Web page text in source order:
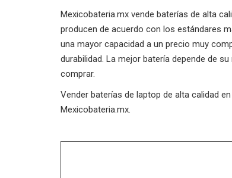
Mexicobateria.mx vende baterías de alta
producen de acuerdo con los estándares
una mayor capacidad a un precio muy
durabilidad. La mejor batería depende de
comprar.
Vender baterías de laptop de alta calidad
Mexicobateria.mx.